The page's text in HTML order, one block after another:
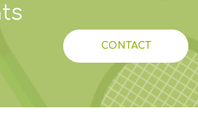
CONTACT